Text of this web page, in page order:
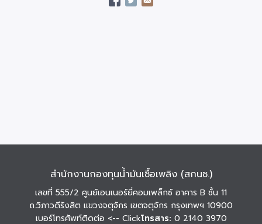
สำนักงานกองทุนน้ำมันเชื้อเพลิง (สกนช.)
เลขที่ 555/2 ศูนย์เอนเนอร์ยี่คอมเพล็กซ์ อาคาร B ชั้น 11
ถ.วิภาวดีรังสิต แขวงจตุจักร เขตจตุจักร กรุงเทพฯ 10900
เบอร์โทรศัพท์ติดต่อ <-- Clickโทรสาร: 0 2140 3970